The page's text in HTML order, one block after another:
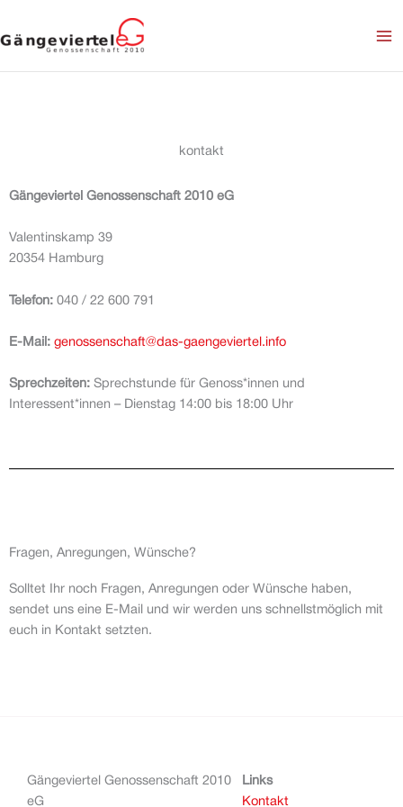
springen
kontakt
Gängeviertel Genossenschaft 2010 eG
Valentinskamp 39
20354 Hamburg
Telefon: 040 / 22 600 791
E-Mail: genossenschaft@das-gaengeviertel.info
Sprechzeiten: Sprechstunde für Genoss*innen und
Interessent*innen – Dienstag 14:00 bis 18:00 Uhr
Fragen, Anregungen, Wünsche?
Solltet Ihr noch Fragen, Anregungen oder Wünsche haben,
sendet uns eine E-Mail und wir werden uns schnellstmöglich mit
euch in Kontakt setzten.
Gängeviertel Genossenschaft 2010
eG
Links
Kontakt